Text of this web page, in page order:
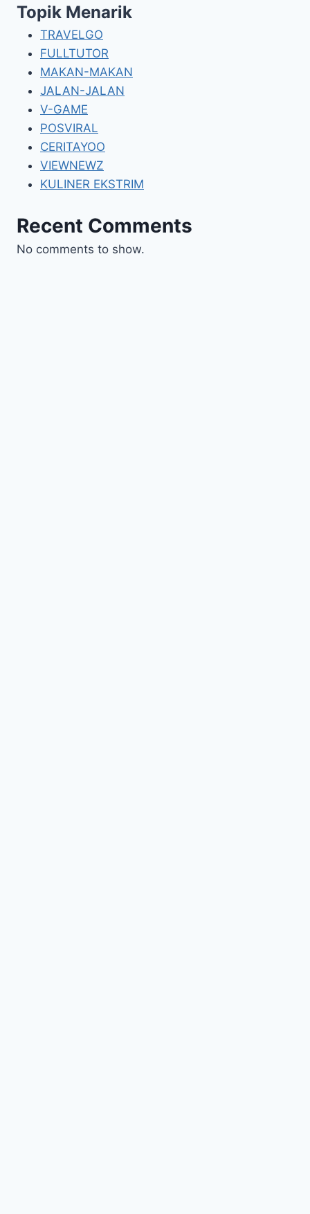
Topik Menarik
TRAVELGO
FULLTUTOR
MAKAN-MAKAN
JALAN-JALAN
V-GAME
POSVIRAL
CERITAYOO
VIEWNEWZ
KULINER EKSTRIM
Recent Comments
No comments to show.